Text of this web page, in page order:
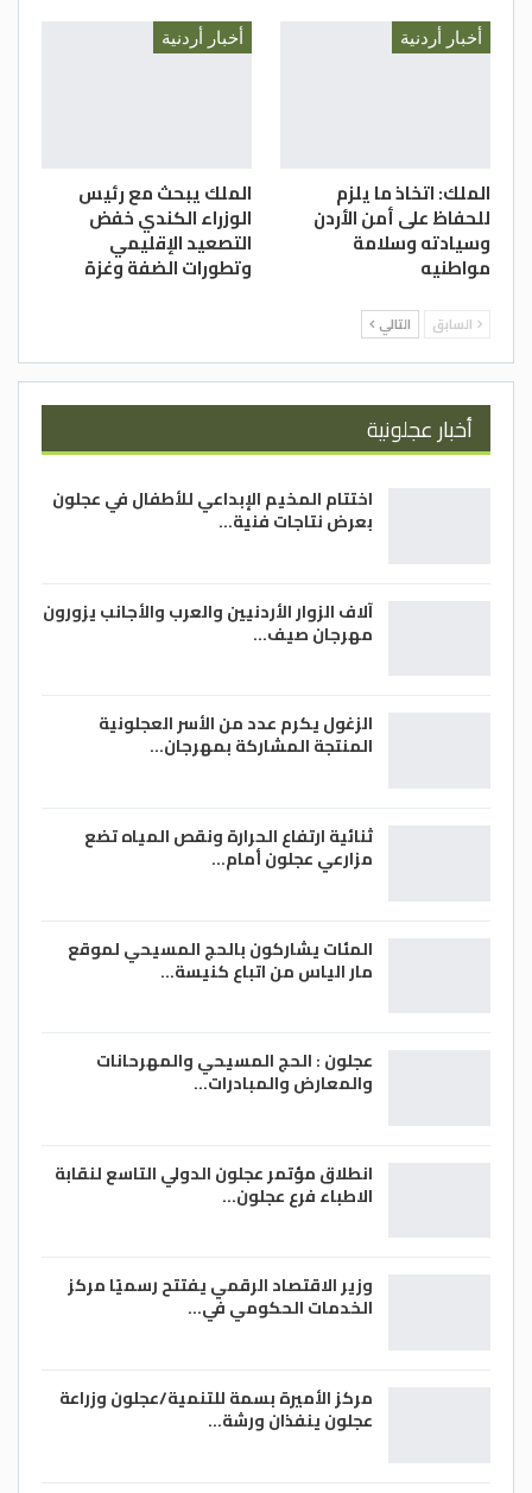
أخبار أردنية
الملك: اتخاذ ما يلزم
للحفاظ على أمن الأردن
وسيادته وسلامة
مواطنيه
أخبار أردنية
الملك يبحث مع رئيس
الوزراء الكندي خفض
التصعيد الإقليمي
وتطورات الضفة وغزة
السابق التالي
أخبار عجلونية
اختتام المخيم الإبداعي للأطفال في عجلون
بعرض نتاجات فنية…
آلاف الزوار الأردنيين والعرب والأجانب يزورون
مهرجان صيف…
الزغول يكرم عدد من الأسر العجلونية
المنتجة المشاركة بمهرجان…
ثنائية ارتفاع الحرارة ونقص المياه تضع
مزارعي عجلون أمام…
المئات يشاركون بالحج المسيحي لموقع
مار الياس من اتباع كنيسة…
عجلون : الحج المسيحي والمهرحانات
والمعارض والمبادرات…
انطلاق مؤتمر عجلون الدولي التاسع لنقابة
الاطباء فرع عجلون…
وزير الاقتصاد الرقمي يفتتح رسميًا مركز
الخدمات الحكومي في…
مركز الأميرة بسمة للتنمية/عجلون وزراعة
عجلون ينفذان ورشة…